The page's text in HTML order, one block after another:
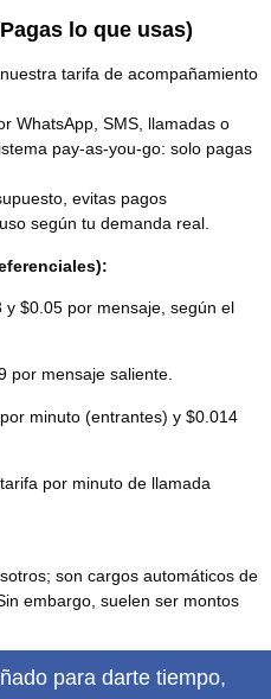
lo que usas)
tarifa de acompañamiento
WhatsApp, SMS, llamadas o
pay-as-you-go: solo pagas
evitas pagos
según tu demanda real.
y $0.05 por mensaje, según el
por mensaje saliente.
minuto (entrantes) y $0.014
por minuto de llamada
son cargos automáticos de
embargo, suelen ser montos
para darte tiempo,